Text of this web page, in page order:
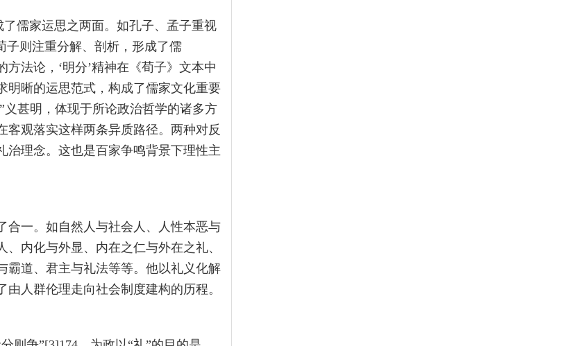
了儒家运思之两面。如孔子、孟子重视
子则注重分解、剖析，形成了儒
方法论，‘明分’精神在《荀子》文本中
明晰的运思范式，构成了儒家文化重要
义甚明，体现于所论政治哲学的诸多方
客观落实这样两条异质路径。两种对反
治理念。这也是百家争鸣背景下理性主
合一。如自然人与社会人、人性本恶与
内化与外显、内在之仁与外在之礼、
霸道、君主与礼法等等。他以礼义化解
人群伦理走向社会制度建构的历程。